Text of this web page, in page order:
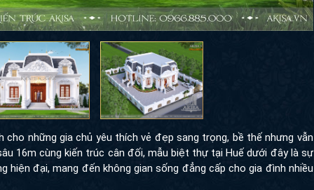
những gia chủ yêu thích vẻ đẹp sang trọng, bề thế nhưng vẫn đề
cùng kiến trúc cân đối, mẫu biệt thự tại Huế dưới đây là sự kết
đại, mang đến không gian sống đẳng cấp cho gia đình nhiều thế